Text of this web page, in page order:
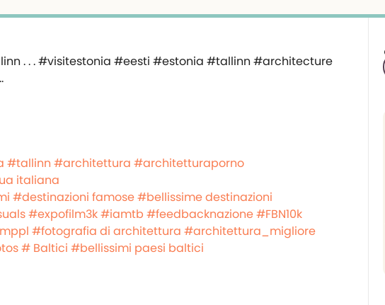
#tallinn #architettura #architetturaporno
italiana
#destinazioni famose#bellissime destinazioni
#expofilm3k#iamtb #feedbacknazione#FBN10k
#fotografia di architettura #architettura_migliore
# Baltici #bellissimi paesi baltici